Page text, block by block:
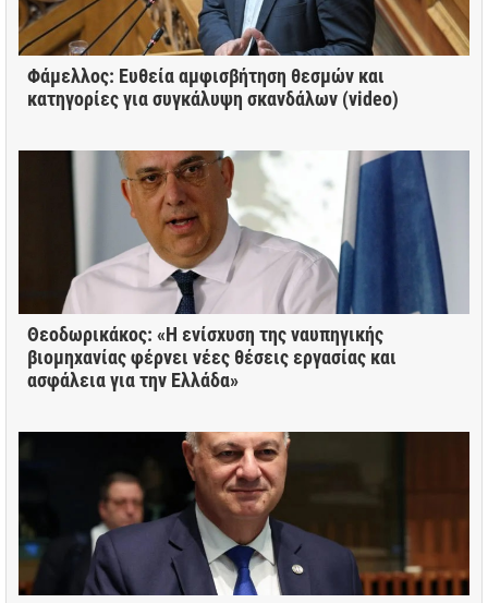
Φάμελλος: Ευθεία αμφισβήτηση θεσμών και
κατηγορίες για συγκάλυψη σκανδάλων (video)
Θεοδωρικάκος: «Η ενίσχυση της ναυπηγικής
βιομηχανίας φέρνει νέες θέσεις εργασίας και
ασφάλεια για την Ελλάδα»